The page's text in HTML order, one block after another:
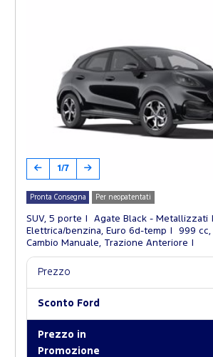
1/7
Pronta Consegna Per neopatentati
SUV, 5 porte
Agate Black - Metallizzati
Elettrica/benzina, Euro 6d-temp
999 cc,
Cambio Manuale, Trazione Anteriore
Prezzo
Sconto Ford
Prezzo in
Promozione